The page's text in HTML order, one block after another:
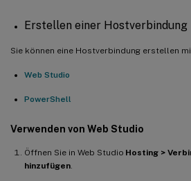
Erstellen einer Hostverbindung
Sie können eine Hostverbindung erstellen
Web Studio
PowerShell
Verwenden von Web Studio
Öffnen Sie in Web Studio Hosting >
hinzufügen